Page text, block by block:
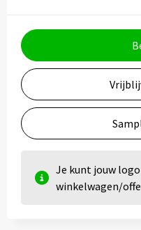
Je kunt jouw logo
winkelwagen/